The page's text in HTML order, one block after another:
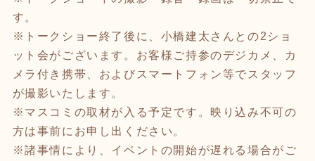
す。
※トークショー終了後に、小橋建太さんとの2ショ
ット会がございます。お客様ご持参のデジカメ、カ
メラ付き携帯、およびスマートフォン等でスタッフ
が撮影いたします。
※マスコミの取材が入る予定です。映り込み不可の
方は事前にお申し出ください。
※諸事情により、イベントの開始が遅れる場合がご